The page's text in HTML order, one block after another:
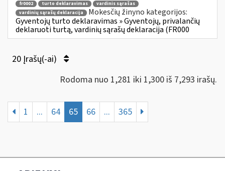
fr0002 turto deklaravimas
vardinis sąrašas
vardinių sąrašų deklaracija
Mokesčių žinyno kategorijos:
Gyventojų turto deklaravimas » Gyventojų, privalančių
deklaruoti turtą, vardinių sąrašų deklaracija (FR000
20 Įrašų(-ai)
Rodoma nuo 1,281 iki 1,300 iš 7,293 irašų.
1 ... 64 65 66 ... 365